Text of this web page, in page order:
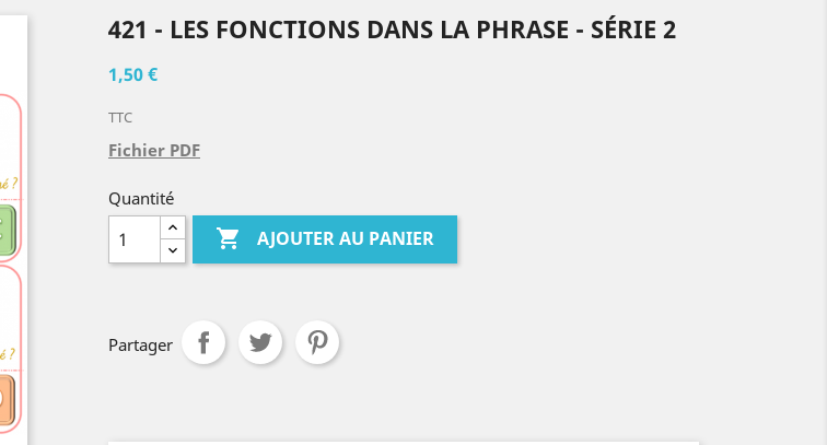
421 - LES FONCTIONS DANS LA PHRASE - SÉRIE 2
1,50 €
TTC
Fichier PDF
Quantité
 AJOUTER AU PANIER
Partager